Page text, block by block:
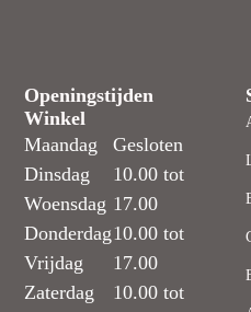
Openingstijden
Winkel
Maandag
Dinsdag
Woensdag
Donderdag
Vrijdag
Zaterdag
Gesloten
10.00 tot
17.00
10.00 tot
17.00
10.00 tot